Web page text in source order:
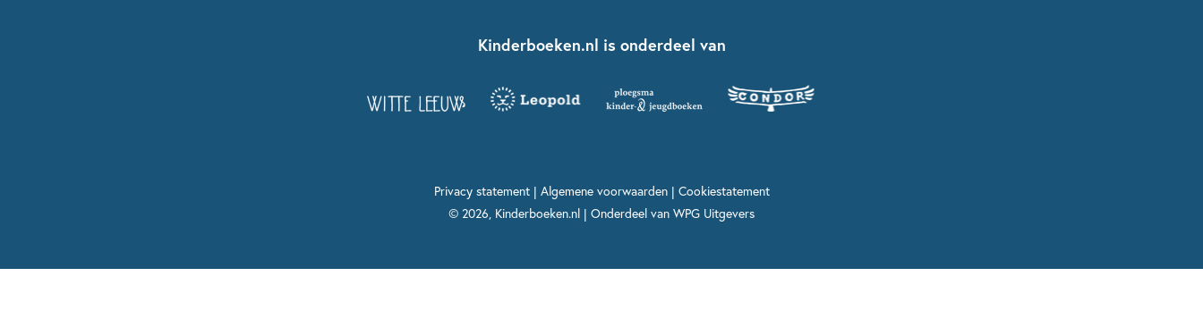
Kinderboeken.nl is onderdeel van
Privacy statement| Algemene voorwaarden| Cookiestatement
© 2026, Kinderboeken.nl | Onderdeel van WPG Uitgevers